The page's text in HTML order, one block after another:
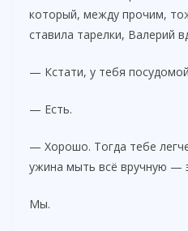
который, между прочим,
ставила тарелки, Валерий
— Кстати, у тебя
— Есть.
— Хорошо. Тогда тебе
ужина мыть всё вручную —
Мы.